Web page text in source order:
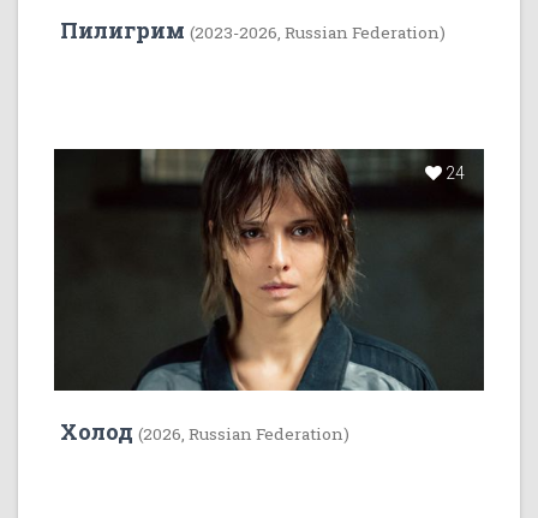
Пилигрим (2023-2026, Russian Federation)
24
Холод (2026, Russian Federation)